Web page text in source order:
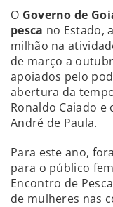
O Governo de
pesca no Estado,
milhão na
de março a
apoiados pelo
abertura da
Ronaldo Caiado
André de Paula.
Para este ano,
para o público
Encontro de
de mulheres nas